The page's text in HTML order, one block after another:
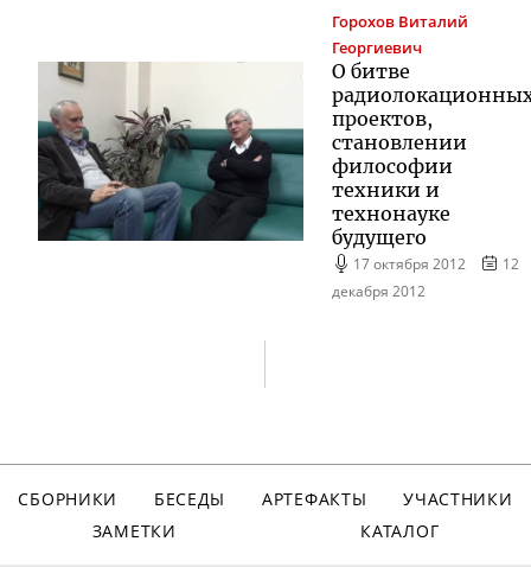
Горохов Виталий
Георгиевич
О битве
проектов,
становлении
философии
техники и
технонауке
будущего
17 октября 2012
12
декабря 2012
СБОРНИКИ БЕСЕДЫ АРТЕФАКТЫ
УЧАСТНИКИ
ЗАМЕТКИ
КАТАЛОГ